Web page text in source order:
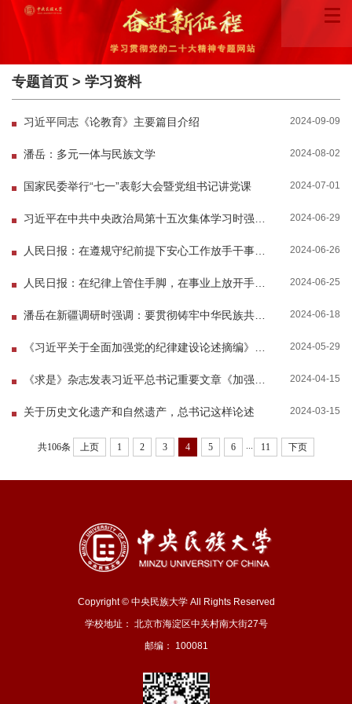
专题首页 > 学习资料
习近平同志《论教育》主要篇目介绍 2024-09-09
潘岳：多元一体与民族文学 2024-08-02
国家民委举行“七一”表彰大会暨党组书记讲党课 2024-07-01
2024-06-29
2024-06-26
2024-06-25
2024-06-18
2024-05-29
2024-04-15
关于历史文化遗产和自然遗产，总书记这样论述 2024-03-15
共106条 上页 1 2 3 4 5 6 ... 11 下页
Copyright © 中央民族大学 All Rights Reserved
学校地址： 北京市海淀区中关村南大街27号
邮编： 100081